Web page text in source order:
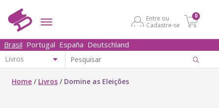
Entre ou
Cadastre-se
0
Brasil Portugal España Deutschland
Home / Livros / Domine as Eleições